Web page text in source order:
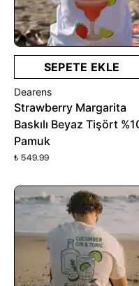
SEPETE EKLE
Dearens
Strawberry Margarita
Baskılı Beyaz Tişört
Pamuk
₺ 549.99